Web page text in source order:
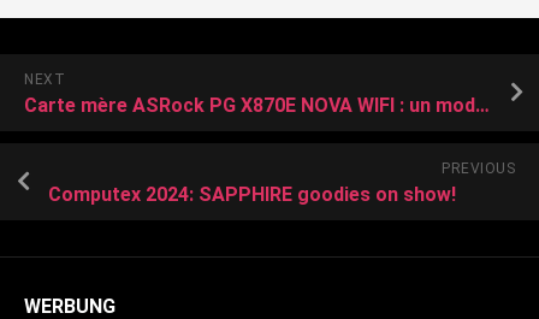
NEXT
Carte mère ASRock PG X870E NOVA WIFI : un modèle plus que pragmatique
PREVIOUS
Computex 2024: SAPPHIRE goodies on show!
WERBUNG